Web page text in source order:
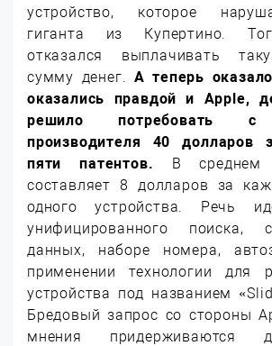
устройство, которое
гиганта из Купертино.
отказался выплачивать
сумму денег. А теперь
оказались правдой и Apple,
решило потребовать с
производителя 40 долларов
пяти патентов. В среднем
составляет 8 долларов за
одного устройства. Речь
унифицированного поиска,
данных, наборе номера,
применении технологии для
устройства под названием
Бредовый запрос со стороны
мнения придерживаются